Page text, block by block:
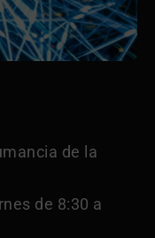
de la
de 8:30 a